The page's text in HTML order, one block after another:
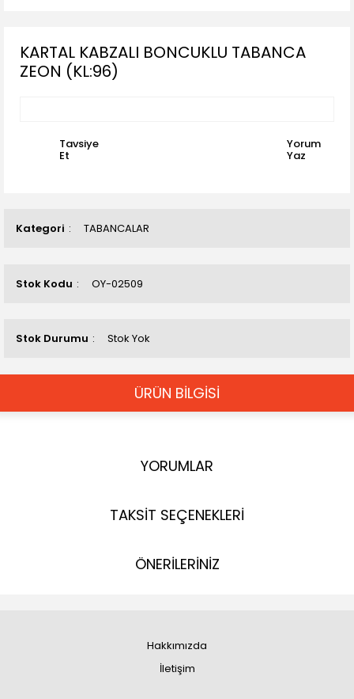
Kategori TABANCALAR
Stok Kodu OY-02509
Stok Durumu Stok Yok
KARTAL KABZALI BONCUKLU TABANCA
ZEON (KL:96)
Tavsiye
Et
Yorum
Yaz
ÜRÜN BİLGİSİ
YORUMLAR
TAKSİT SEÇENEKLERİ
ÖNERİLERİNİZ
Hakkımızda
İletişim